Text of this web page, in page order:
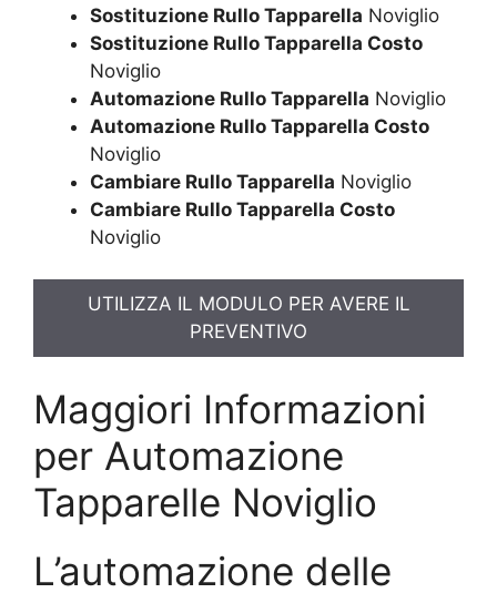
Sostituzione Rullo Tapparella Noviglio
Sostituzione Rullo Tapparella Costo
Noviglio
Automazione Rullo Tapparella Noviglio
Automazione Rullo Tapparella Costo
Noviglio
Cambiare Rullo Tapparella Noviglio
Cambiare Rullo Tapparella Costo
Noviglio
UTILIZZA IL MODULO PER AVERE IL
PREVENTIVO
Maggiori Informazioni
per Automazione
Tapparelle Noviglio
L’automazione delle